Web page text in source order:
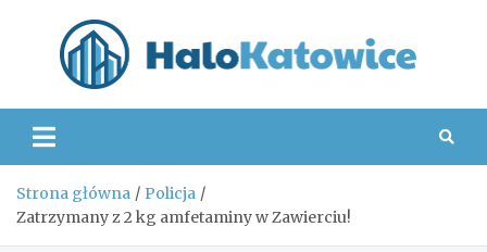
Strona główna
Policja
Zatrzymany z 2 kg amfetaminy w Zawierciu!